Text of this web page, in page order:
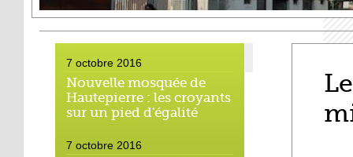
7 octobre 2016
Nouvelle mosquée de
Hautepierre : les croyants
sur un pied d'égalité
7 octobre 2016